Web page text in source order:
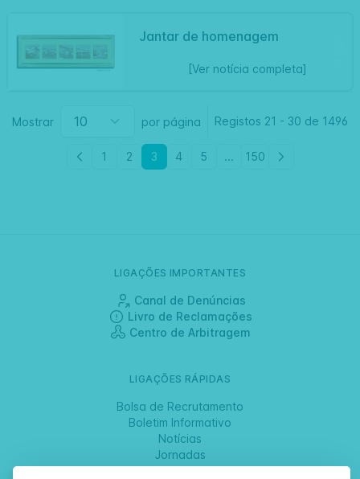
Jantar de homenagem
[Ver notícia completa]
Mostrar por página Registos 21 - 30 de 1496
1 2 3 4 5 ... 150
LIGAÇÕES IMPORTANTES
Canal de Denúncias
Livro de Reclamações
Centro de Arbitragem
LIGAÇÕES RÁPIDAS
Bolsa de Recrutamento
Boletim Informativo
Notícias
Jornadas